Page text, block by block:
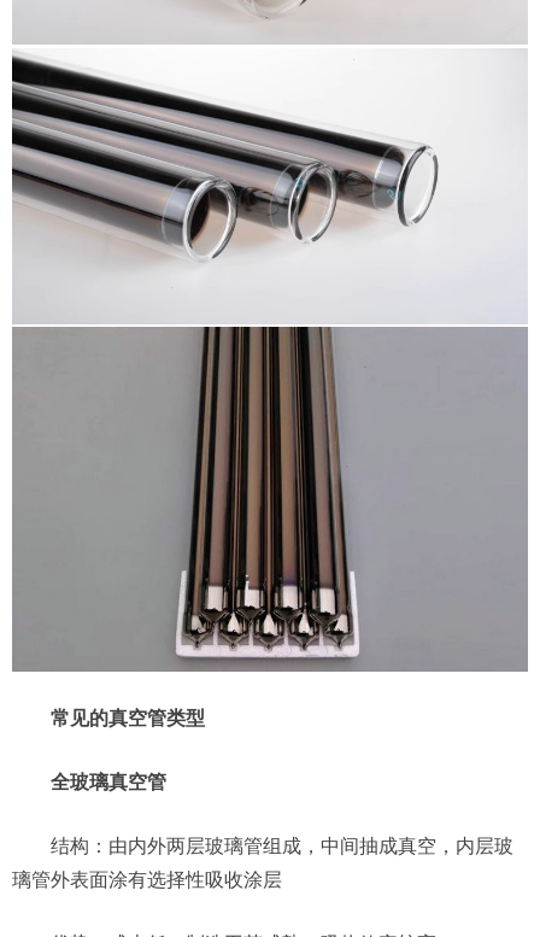
常见的真空管类型
全玻璃真空管
结构：由内外两层玻璃管组成，中间抽成真空，内层玻
璃管外表面涂有选择性吸收涂层